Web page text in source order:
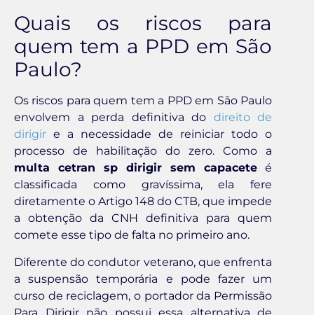
Quais os riscos para
quem tem a PPD em São
Paulo?
Os riscos para quem tem a PPD em São Paulo
envolvem a perda definitiva do direito de
dirigir e a necessidade de reiniciar todo o
processo de habilitação do zero. Como a
multa cetran sp dirigir sem capacete é
classificada como gravíssima, ela fere
diretamente o Artigo 148 do CTB, que impede
a obtenção da CNH definitiva para quem
comete esse tipo de falta no primeiro ano.
Diferente do condutor veterano, que enfrenta
a suspensão temporária e pode fazer um
curso de reciclagem, o portador da Permissão